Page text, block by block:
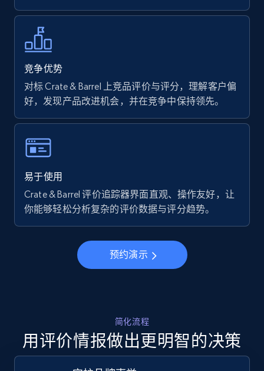
URL, Final price, Sku, Currency, Gtin,
Specifications, Image urls, Top reviews, and
more.
5.6K+
Walmart - products - Find new products by
using specific category URL
URL, Final price, Sku, Currency, Gtin,
Specifications, Image urls, Top reviews, and
Walmart - products - Collects products by
specific keywords
竞争优势
对标 Crate & Barrel 上竞品评价与评分，理解客户偏
好，发现产品改进机会，并在竞争中保持领先。
易于使用
Crate & Barrel 评价追踪器界面直观、操作友好，让
你能够轻松分析复杂的评价数据与评分趋势。
预约演示
简化流程
用评价情报做出更明智的决策